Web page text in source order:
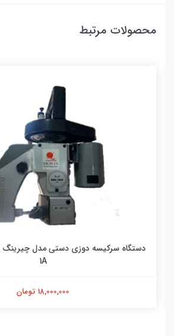
محصولات مرتبط
1A
18,000,000 تومان